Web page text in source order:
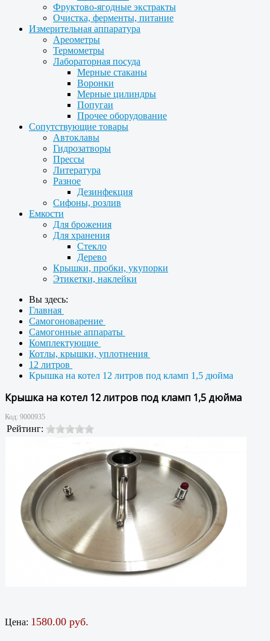
Фруктово-ягодные экстракты
Очистка, ферменты, питание
Измерительная аппаратура
Ареометры
Термометры
Лабораторная посуда
Мерные стаканы
Воронки
Мерные цилиндры
Попугаи
Прочее оборудование
Сопутствующие товары
Автоклавы
Гидрозатворы
Прессы
Литература
Разное
Дезинфекция
Сифоны, розлив
Емкости
Для брожения
Для хранения
Стекло
Дерево
Крышки, пробки, укупорки
Этикетки, наклейки
Вы здесь:
Главная
Самогоноварение
Самогонные аппараты
Комплектующие
Котлы, крышки, уплотнения
12 литров
Крышка на котел 12 литров под кламп 1,5 дюйма
Крышка на котел 12 литров под кламп 1,5 дюйма
Код: 9000935
Рейтинг:
Цена: 1580.00 руб.